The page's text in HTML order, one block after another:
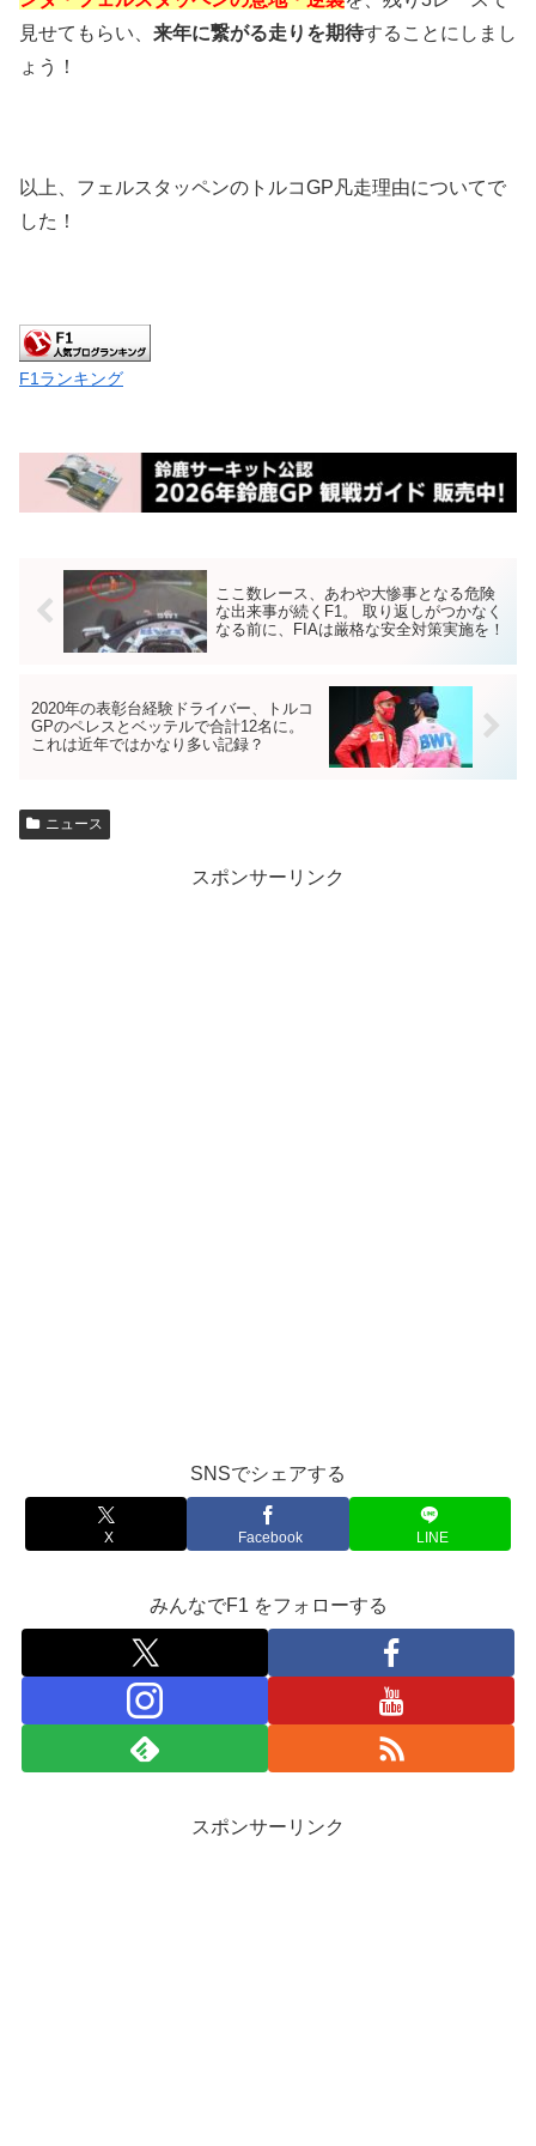
見せてもらい、 来年に繋がる走りを期待することにしまし
ょう！
以上、フェルスタッペンのトルコGP凡走理由についてで
した！
F1ランキング
ここ数レース、あわや大惨事となる危険
な出来事が続くF1。 取り返しがつかなく
なる前に、FIAは厳格な安全対策実施を！
2020年の表彰台経験ドライバー、トルコ
GPのペレスとベッテルで合計12名に。
これは近年ではかなり多い記録？
ニュース
スポンサーリンク
SNSでシェアする
X Facebook LINE
みんなでF1 をフォローする
スポンサーリンク